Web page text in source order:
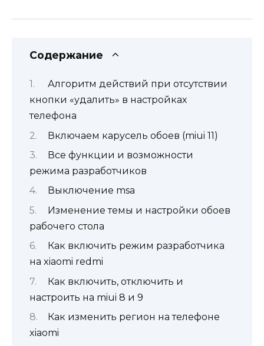
Содержание
Алгоритм действий при отсутствии
кнопки «удалить» в настройках
телефона
Включаем карусель обоев (miui 11)
Все функции и возможности
режима разработчиков
Выключение msa
Изменение темы и настройки обоев
рабочего стола
Как включить режим разработчика
на xiaomi redmi
Как включить, отключить и
настроить на miui 8 и 9
Как изменить регион на телефоне
xiaomi